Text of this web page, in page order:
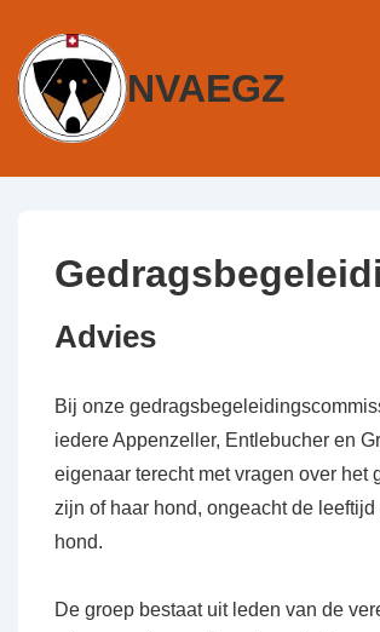
NVAEGZ
Advies
Bij onze
iedere Appenzeller, Entlebucher en
eigenaar terecht met vragen over het
zijn of haar hond, ongeacht de leeftijd
hond.
De groep bestaat uit leden van de